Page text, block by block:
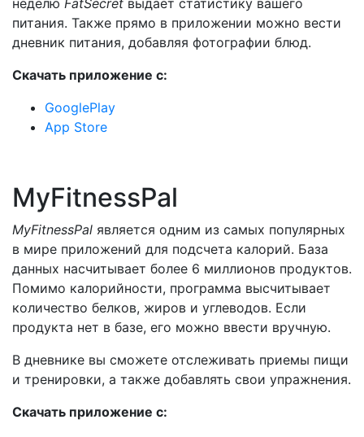
неделю FatSecret выдает статистику вашего
питания. Также прямо в приложении можно вести
дневник питания, добавляя фотографии блюд.
Скачать приложение с:
GooglePlay
App Store
MyFitnessPal
MyFitnessPal является одним из самых популярных
в мире приложений для подсчета калорий. База
данных насчитывает более 6 миллионов продуктов.
Помимо калорийности, программа высчитывает
количество белков, жиров и углеводов. Если
продукта нет в базе, его можно ввести вручную.
В дневнике вы сможете отслеживать приемы пищи
и тренировки, а также добавлять свои упражнения.
Скачать приложение с: